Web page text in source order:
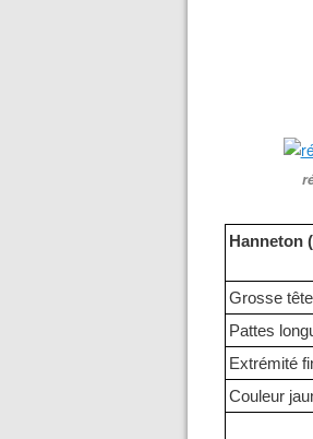
Hanneton (
Grosse tête
Pattes
Extrémité
Couleur